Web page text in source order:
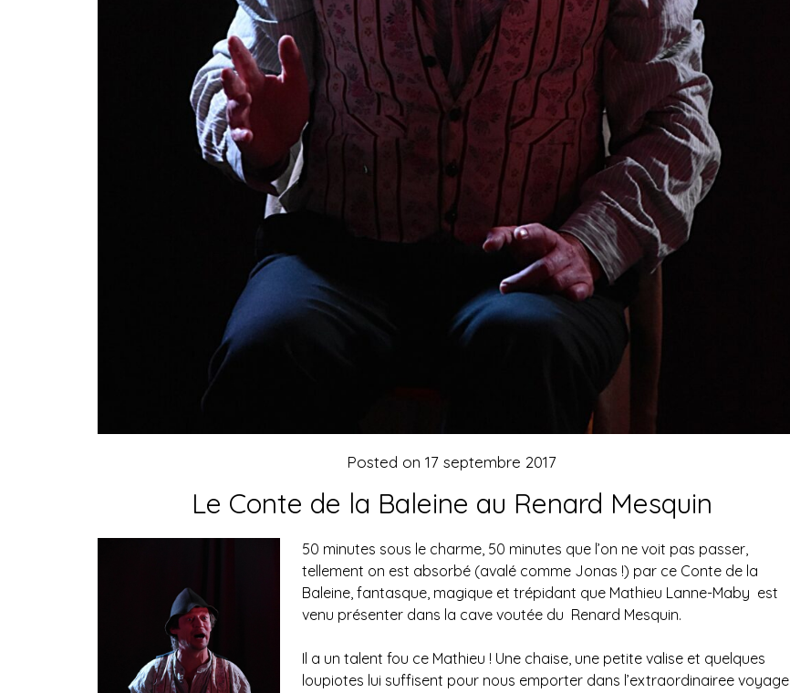
Le Conte de la Baleine au Renard Mesquin
Posted on 17 septembre 2017
50 minutes sous le charme, 50 minutes que l’on ne voit pas passer,
tellement on est absorbé (avalé comme Jonas !) par ce Conte de la
Baleine, fantasque, magique et trépidant que Mathieu Lanne-Maby est
venu présenter dans la cave voutée du Renard Mesquin.
Il a un talent fou ce Mathieu ! Une chaise, une petite valise et quelques
loupiotes lui suffisent pour nous emporter dans l’extraordinairee voyage